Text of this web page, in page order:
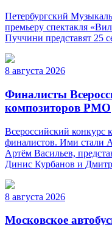
Петербургский
премьеру спектакля
Пуччини представят 25
8 августа 2026
Финалисты
композиторов РМО
Всероссийский
финалистов. Ими стали
Артём Васильев,
Динис Курбанов и
8 августа 2026
Московское